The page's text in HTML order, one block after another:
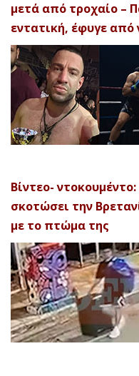
μετά από τροχαίο –
εντατική, έφυγε από
Βίντεο-
σκοτώσει την
με το πτώμα της